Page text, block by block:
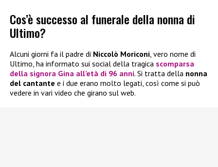
Cos’è successo al funerale della nonna di
Ultimo?
Alcuni giorni fa il padre di Niccolò Moriconi, vero nome di
Ultimo, ha informato sui social della tragica scomparsa
della signora Gina all’età di 96 anni. Si tratta della nonna
del cantante e i due erano molto legati, così come si può
vedere in vari video che girano sul web.